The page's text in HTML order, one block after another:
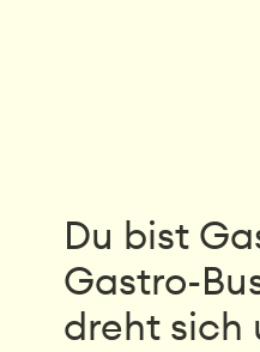
Du bist
Gastro-
dreht sich